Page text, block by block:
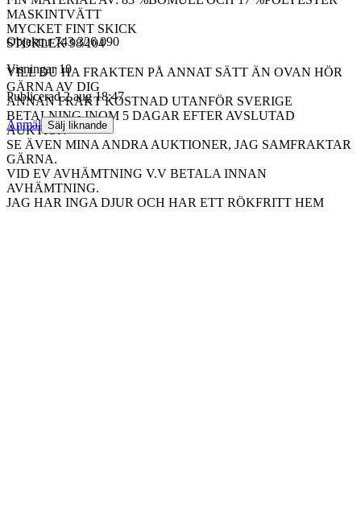
MASKINTVÄTT
MYCKET FINT SKICK
STORLEK 98/104
VILL DU HA FRAKTEN PÅ ANNAT SÄTT ÄN OVAN HÖR
GÄRNA AV DIG
ANNAN FRAKT KOSTNAD UTANFÖR SVERIGE
BETALNING INOM 5 DAGAR EFTER AVSLUTAD
AUKTION
SE ÄVEN MINA ANDRA AUKTIONER, JAG SAMFRAKTAR
GÄRNA.
VID EV AVHÄMTNING V.V BETALA INNAN
AVHÄMTNING.
JAG HAR INGA DJUR OCH HAR ETT RÖKFRITT HEM
Objektnr 743 326 090
Visningar 10
Publicerad 2 aug 18:47
Anmäl Sälj liknande